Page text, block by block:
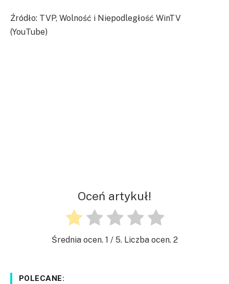
Źródło: TVP, Wolność i Niepodległość WinTV
(YouTube)
Oceń artykuł!
Średnia ocen. 1 / 5. Liczba ocen. 2
POLECANE: